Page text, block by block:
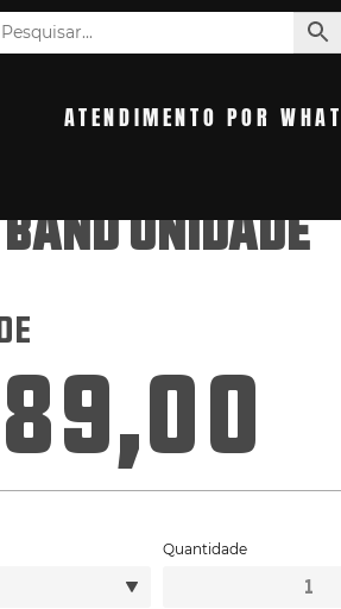
ATENDIMENTO POR
UNIDADE
89,00
Quantidade